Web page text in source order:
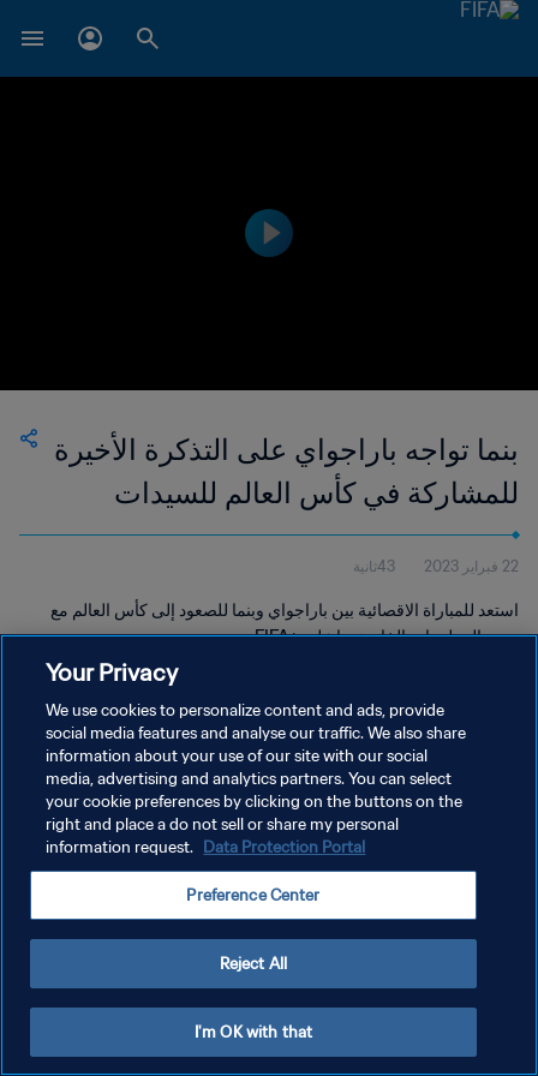
بنما تواجه باراجواي على التذكرة الأخيرة
للمشاركة في كأس العالم للسيدات
22 فبراير 2023 43ثانية
استعد للمباراة الاقصائية بين باراجواي وبنما للصعود إلى كأس العالم مع
جميع المعلومات الخاصة بها على +FIFA
سياسة الخصوصية
إدارة تفضيلات ملفات تعريف الارتباط
Your Privacy
We use cookies to personalize content and ads, provide
social media features and analyse our traffic. We also share
information about your use of our site with our social
media, advertising and analytics partners. You can select
your cookie preferences by clicking on the buttons on the
right and place a do not sell or share my personal
information request. Data Protection Portal
Preference Center
Reject All
I'm OK with that